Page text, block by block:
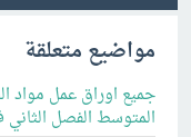
مواضيع متعلقة
جميع اوراق عمل مواد
المتوسط الفصل الثاني ف2